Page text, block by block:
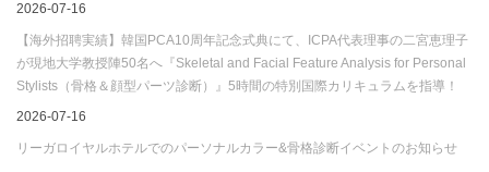
2026-07-16
【海外招聘実績】韓国PCA10周年記念式典にて、ICPA代表理事の二宮恵理子
が現地大学教授陣50名へ『Skeletal and Facial Feature Analysis for Personal
Stylists（骨格＆顔型パーツ診断）』5時間の特別国際カリキュラムを指導！
2026-07-16
リーガロイヤルホテルでのパーソナルカラー&骨格診断イベントのお知らせ